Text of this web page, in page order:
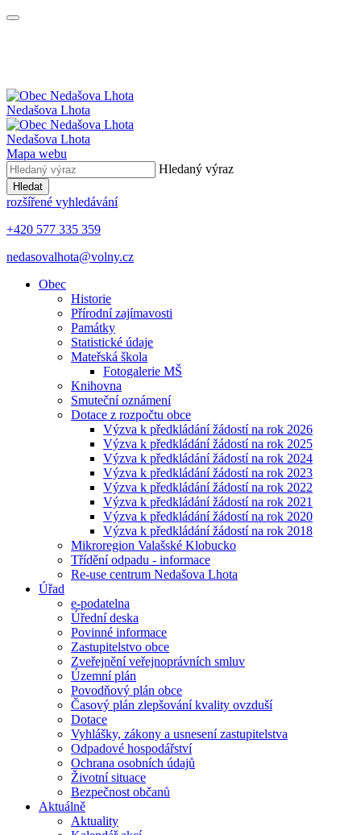
Nedašova Lhota
Nedašova Lhota
Mapa webu
Hledaný výraz
Hledat
rozšířené vyhledávání
+420 577 335 359
nedasovalhota@volny.cz
Obec
Historie
Přírodní zajímavosti
Památky
Statistické údaje
Mateřská škola
Fotogalerie MŠ
Knihovna
Smuteční oznámení
Dotace z rozpočtu obce
Výzva k předkládání žádostí na rok 2026
Výzva k předkládání žádostí na rok 2025
Výzva k předkládání žádostí na rok 2024
Výzva k předkládání žádostí na rok 2023
Výzva k předkládání žádostí na rok 2022
Výzva k předkládání žádostí na rok 2021
Výzva k předkládání žádostí na rok 2020
Výzva k předkládání žádostí na rok 2018
Mikroregion Valašské Klobucko
Třídění odpadu - informace
Re-use centrum Nedašova Lhota
Úřad
e-podatelna
Úřední deska
Povinné informace
Zastupitelstvo obce
Zveřejnění veřejnoprávních smluv
Územní plán
Povodňový plán obce
Časový plán zlepšování kvality ovzduší
Dotace
Vyhlášky, zákony a usnesení zastupitelstva
Odpadové hospodářství
Ochrana osobních údajů
Životní situace
Bezpečnost občanů
Aktuálně
Aktuality